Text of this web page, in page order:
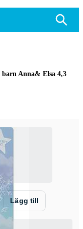
Anna& Elsa 4,3
Lägg till